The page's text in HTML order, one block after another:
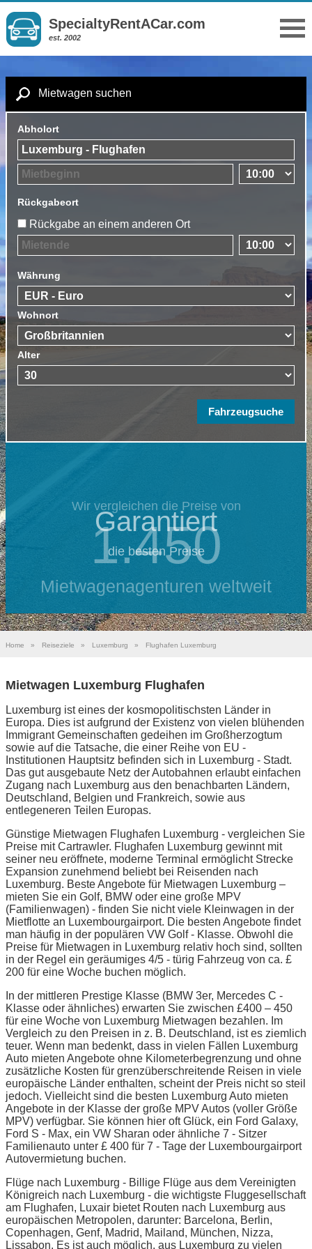
SpecialtyRentACar.com
est. 2002
Mietwagen suchen
Abholort
Rückgabeort
Rückgabe an einem anderen Ort
Währung
Wohnort
Alter
Wir vergleichen die Preise von
1.450
Mietwagenagenturen weltweit
Garantiert
die besten Preise
Home » Reiseziele » Luxemburg » Flughafen Luxemburg
Mietwagen Luxemburg Flughafen
Luxemburg ist eines der kosmopolitischsten Länder in
Europa. Dies ist aufgrund der Existenz von vielen blühenden
Immigrant Gemeinschaften gedeihen im Großherzogtum
sowie auf die Tatsache, die einer Reihe von EU -
Institutionen Hauptsitz befinden sich in Luxemburg - Stadt.
Das gut ausgebaute Netz der Autobahnen erlaubt einfachen
Zugang nach Luxemburg aus den benachbarten Ländern,
Deutschland, Belgien und Frankreich, sowie aus
entlegeneren Teilen Europas.
Günstige Mietwagen Flughafen Luxemburg - vergleichen Sie
Preise mit Cartrawler. Flughafen Luxemburg gewinnt mit
seiner neu eröffnete, moderne Terminal ermöglicht Strecke
Expansion zunehmend beliebt bei Reisenden nach
Luxemburg. Beste Angebote für Mietwagen Luxemburg –
mieten Sie ein Golf, BMW oder eine große MPV
(Familienwagen) - finden Sie nicht viele Kleinwagen in der
Mietflotte an Luxembourgairport. Die besten Angebote findet
man häufig in der populären VW Golf - Klasse. Obwohl die
Preise für Mietwagen in Luxemburg relativ hoch sind, sollten
in der Regel ein geräumiges 4/5 - türig Fahrzeug von ca. £
200 für eine Woche buchen möglich.
In der mittleren Prestige Klasse (BMW 3er, Mercedes C -
Klasse oder ähnliches) erwarten Sie zwischen £400 – 450
für eine Woche von Luxemburg Mietwagen bezahlen. Im
Vergleich zu den Preisen in z. B. Deutschland, ist es ziemlich
teuer. Wenn man bedenkt, dass in vielen Fällen Luxemburg
Auto mieten Angebote ohne Kilometerbegrenzung und ohne
zusätzliche Kosten für grenzüberschreitende Reisen in viele
europäische Länder enthalten, scheint der Preis nicht so steil
jedoch. Vielleicht sind die besten Luxemburg Auto mieten
Angebote in der Klasse der große MPV Autos (voller Größe
MPV) verfügbar. Sie können hier oft Glück, ein Ford Galaxy,
Ford S - Max, ein VW Sharan oder ähnliche 7 - Sitzer
Familienauto unter £ 400 für 7 - Tage der Luxembourgairport
Autovermietung buchen.
Flüge nach Luxemburg - Billige Flüge aus dem Vereinigten
Königreich nach Luxemburg - die wichtigste Fluggesellschaft
am Flughafen, Luxair bietet Routen nach Luxemburg aus
europäischen Metropolen, darunter: Barcelona, Berlin,
Copenhagen, Genf, Madrid, Mailand, München, Nizza,
Lissabon. Es ist auch möglich, aus Luxemburg zu vielen